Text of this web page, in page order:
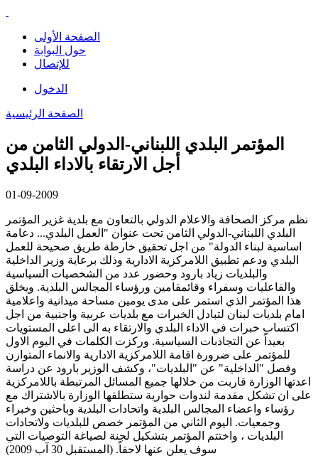
الصفحة الأولى
حول البوابة
للإتصال
الدخول
الصفحة الرئيسية
المؤتمر البلدي اللبناني-الدولي الثامن من
أجل الارتقاء بالاداء البلدي
01-09-2009
نظم مركز الصحافة والاعلام الدولي بالتعاون مع بلدية غزير المؤتمر
البلدي اللبناني-الدولي الثامن تحت عنوان "العمل البلدي... دعامة
اساسية لبناء الدولة" من اجل تحقيق خارطة طريق صحيحة للعمل
البلدي ودعم تطبيق اللامركزية الادارية وذلك برعاية وزير الداخلية
والبلديات زياد بارود وحضور عدد من الشخصيات السياسية
والفاعليات وسفراء وقائمقامين ورؤساء المجالس البلدية. ويخلق
هذا المؤتمر الذي استمر على مدى يومين مساحة ميدانية واعلامية
امام بلديات لبنان لتبادل الخبرات مع بلديات عربية واجنبية من اجل
اكتساب خبرات في الاداء البلدي والارتقاء به الى اعلى المستويات
بعيداً عن التجاذبات السياسية. وركزت الكلمات في اليوم الاول
للمؤتمر على ضرورة اقامة اللامركزية الادارية والانماء المتوازن
وفصل "الداخلية" عن "البلديات"، وكشف الوزير بارود عن دراسة
اعدتها الوزارة قاربت من خلالها جميع المسائل المرتبطة باللامركزية
على ان تشكل مقدمة لندوات حوارية ستطلقها الوزارة بالاشتراك مع
رؤساء واعضاء المجالس البلدية واتحادات البلدية وباحثين وخبراء
وجمعيات. اليوم الثاني من المؤتمر خصص للبلديات ولاتحادات
البلديات ، واختتم المؤتمر بتشكيل لجنة لصياغة التوصيات التي
سوف يعلن عنها لاحقاً. (المستقبل 30 آب 2009)